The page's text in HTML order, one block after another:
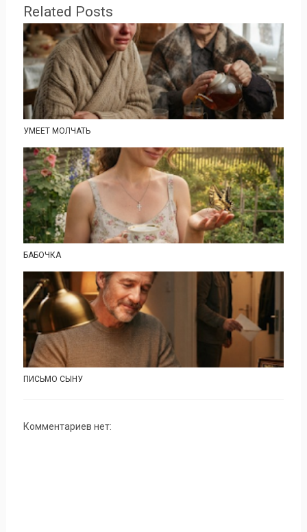
Related Posts
УМЕЕТ МОЛЧАТЬ
БАБОЧКА
ПИСЬМО СЫНУ
Комментариев нет: